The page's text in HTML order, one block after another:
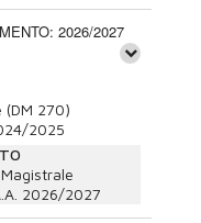
2026/2027
(DM 270)
2025
2026/2027